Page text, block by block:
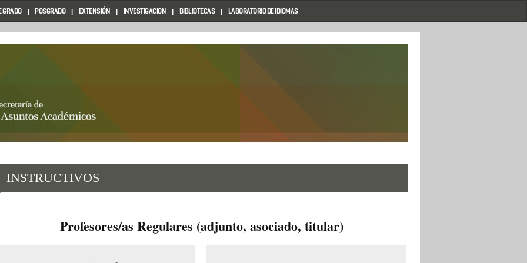
GRADO POSGRADO EXTENSIÓN INVESTIGACION BIBLIOTECAS LABORATORIO DE IDIOMAS
INSTRUCTIVOS
Profesores/as Regulares (adjunto, asociado, titular)